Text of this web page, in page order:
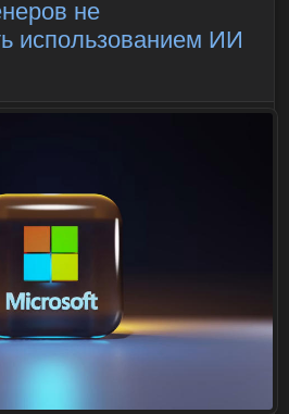
не
использованием ИИ